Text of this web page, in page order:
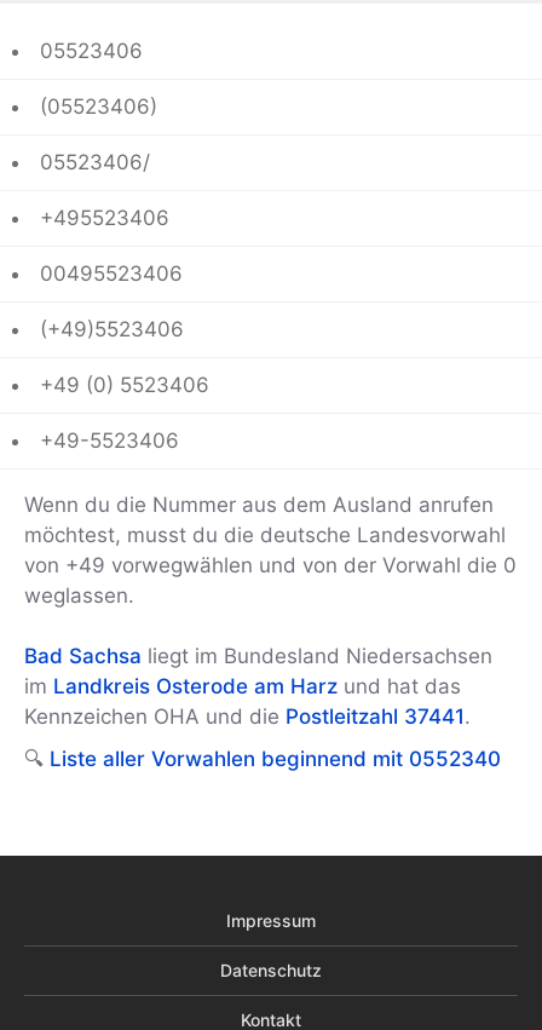
05523406
(05523406)
05523406/
+495523406
00495523406
(+49)5523406
+49 (0) 5523406
+49-5523406
Wenn du die Nummer aus dem Ausland anrufen
möchtest, musst du die deutsche Landesvorwahl
von +49 vorwegwählen und von der Vorwahl die 0
weglassen.
Bad Sachsa liegt im Bundesland Niedersachsen
im Landkreis Osterode am Harz und hat das
Kennzeichen OHA und die Postleitzahl 37441.
🔍 Liste aller Vorwahlen beginnend mit 0552340
Impressum
Datenschutz
Kontakt